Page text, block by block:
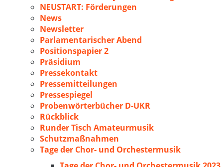
NEUSTART: Förderungen
News
Newsletter
Parlamentarischer Abend
Positionspapier 2
Präsidium
Pressekontakt
Pressemitteilungen
Pressespiegel
Probenwörterbücher D-UKR
Rückblick
Runder Tisch Amateurmusik
Schutzmaßnahmen
Tage der Chor- und Orchestermusik